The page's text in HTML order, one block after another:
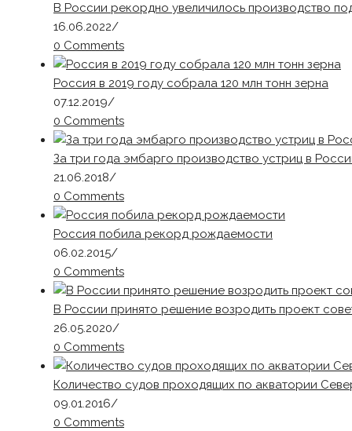
В России рекордно увеличилось производство
16.06.2022/
0 Comments
Россия в 2019 году собрала 120 млн тонн зерна
07.12.2019/
0 Comments
За три года эмбарго производство устриц в
21.06.2018/
0 Comments
Россия побила рекорд рождаемости
06.02.2015/
0 Comments
В России принято решение возродить проект
26.05.2020/
0 Comments
Количество судов проходящих по акватории
09.01.2016/
0 Comments